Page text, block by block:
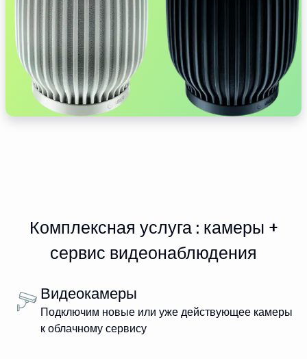
Комплексная услуга : камеры +
сервис видеонаблюдения
Видеокамеры
Подключим новые или уже действующее камеры
к облачному сервису